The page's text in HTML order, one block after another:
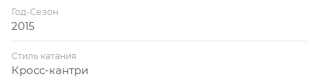
Год-Сезон
2015
Стиль катания
Кросс-кантри